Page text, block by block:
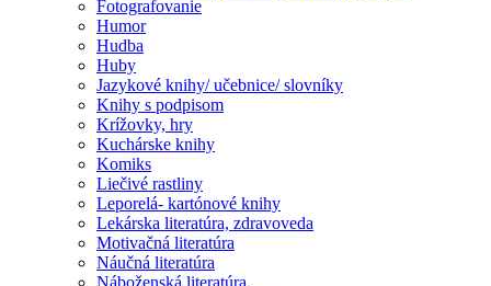
Fotografovanie
Humor
Hudba
Huby
Jazykové knihy/ učebnice/ slovníky
Knihy s podpisom
Krížovky, hry
Kuchárske knihy
Komiks
Liečivé rastliny
Leporelá- kartónové knihy
Lekárska literatúra, zdravoveda
Motivačná literatúra
Náučná literatúra
Náboženská literatúra